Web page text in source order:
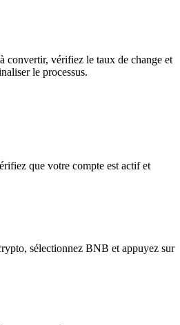
convertir, vérifiez le taux de change et
le processus.
que votre compte est actif et
sélectionnez BNB et appuyez sur